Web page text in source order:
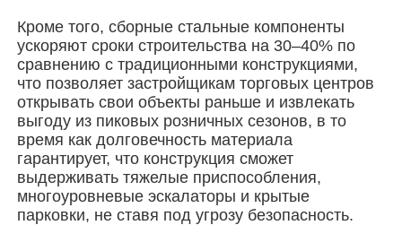
Стальные конструкции
Тяжелая стальная структура
Мост из стальной конструкции
Кроме того, сборные стальные компоненты
ускоряют сроки строительства на 30–40% по
сравнению с традиционными конструкциями,
что позволяет застройщикам торговых центров
открывать свои объекты раньше и извлекать
выгоду из пиковых розничных сезонов, в то
время как долговечность материала
гарантирует, что конструкция сможет
выдерживать тяжелые приспособления,
многоуровневые эскалаторы и крытые
парковки, не ставя под угрозу безопасность.